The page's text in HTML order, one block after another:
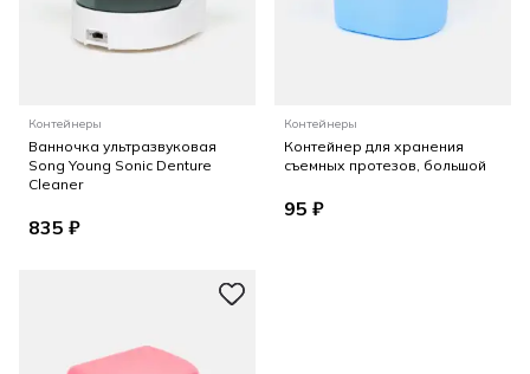
Контейнеры
Ванночка ультразвуковая
Song Young Sonic Denture
Cleaner
835 ₽
Контейнеры
Контейнер для хранения
съемных протезов, большой
95 ₽